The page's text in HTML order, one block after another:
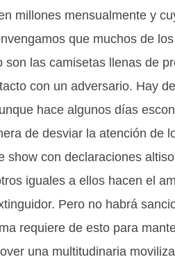
millones mensualmente y
que muchos de
las camisetas llenas de
con un adversario. Hay
hace algunos días
de desviar la atención de
show con declaraciones
iguales a ellos hacen el
Pero no habrá
requiere de esto para
una multitudinaria